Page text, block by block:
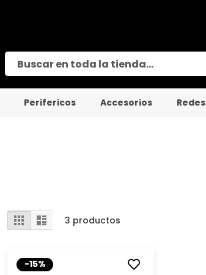
Perifericos Accesorios Redes
Ver
como
GrillaLista3 productos
-15%